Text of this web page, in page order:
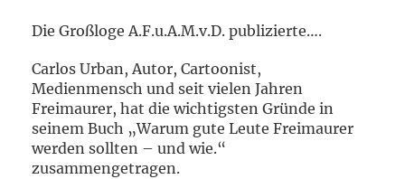
Die Großloge A.F.u.A.M.v.D. publizierte….
Carlos Urban, Autor, Cartoonist,
Medienmensch und seit vielen Jahren
Freimaurer, hat die wichtigsten Gründe in
seinem Buch „Warum gute Leute Freimaurer
werden sollten – und wie.“
zusammengetragen.